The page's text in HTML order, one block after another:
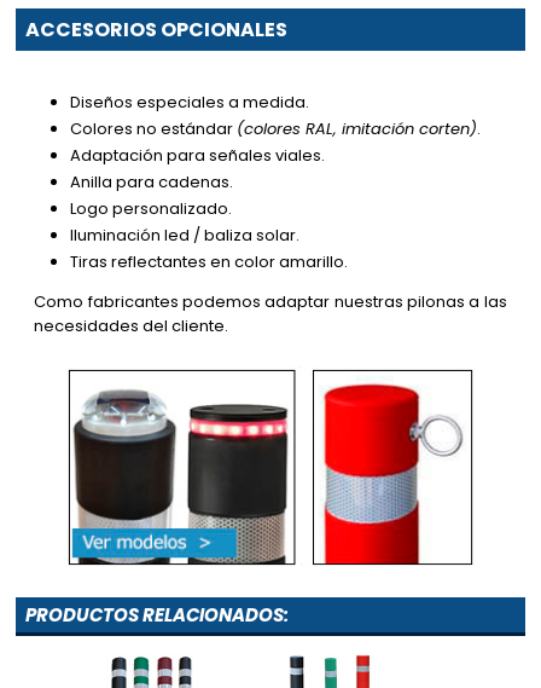
ACCESORIOS OPCIONALES
Diseños especiales a medida.
Colores no estándar (colores RAL, imitación corten).
Adaptación para señales viales.
Anilla para cadenas.
Logo personalizado.
Iluminación led / baliza solar.
Tiras reflectantes en color amarillo.
Como fabricantes podemos adaptar nuestras pilonas a las
necesidades del cliente.
PRODUCTOS RELACIONADOS: